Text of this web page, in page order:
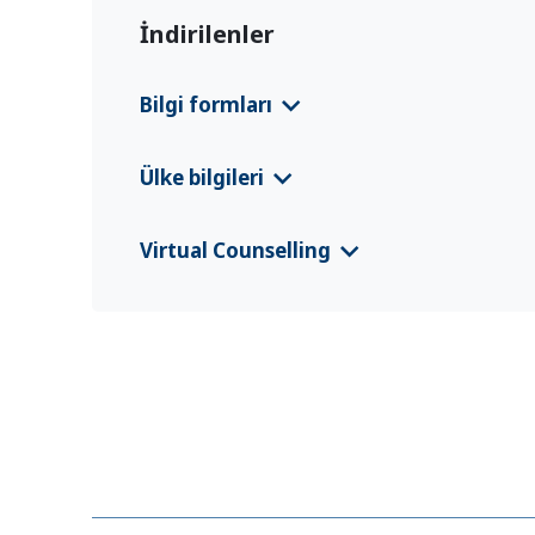
İndirilenler
Bilgi formları
Ülke bilgileri
Virtual Counselling